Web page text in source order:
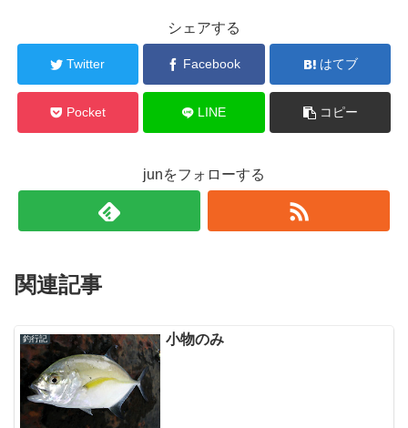
シェアする
Twitter Facebook はてブ
Pocket LINE コピー
junをフォローする
関連記事
釣行記 小物のみ